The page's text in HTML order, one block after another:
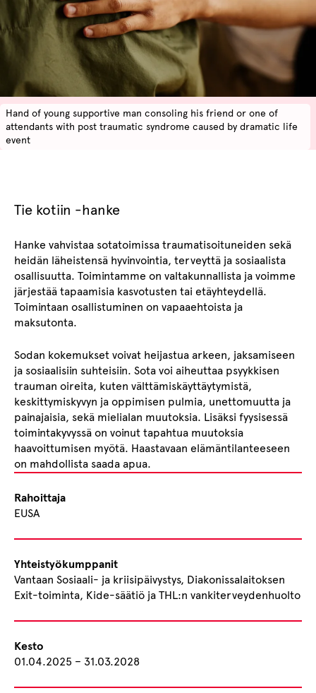
Hand of young supportive man consoling his friend or one of
attendants with post traumatic syndrome caused by dramatic life
event
Rahoittaja
EUSA
Yhteistyökumppanit
Vantaan Sosiaali- ja kriisipäivystys, Diakonissalaitoksen
Exit-toiminta, Kide-säätiö ja THL:n vankiterveydenhuolto
Kesto
01.04.2025 – 31.03.2028
Tie kotiin -hanke
Hanke vahvistaa sotatoimissa traumatisoituneiden sekä
heidän läheistensä hyvinvointia, terveyttä ja sosiaalista
osallisuutta. Toimintamme on valtakunnallista ja voimme
järjestää tapaamisia kasvotusten tai etäyhteydellä.
Toimintaan osallistuminen on vapaaehtoista ja
maksutonta.
Sodan kokemukset voivat heijastua arkeen, jaksamiseen
ja sosiaalisiin suhteisiin. Sota voi aiheuttaa psyykkisen
trauman oireita, kuten välttämiskäyttäytymistä,
keskittymiskyvyn ja oppimisen pulmia, unettomuutta ja
painajaisia, sekä mielialan muutoksia. Lisäksi fyysisessä
toimintakyvyssä on voinut tapahtua muutoksia
haavoittumisen myötä. Haastavaan elämäntilanteeseen
on mahdollista saada apua.